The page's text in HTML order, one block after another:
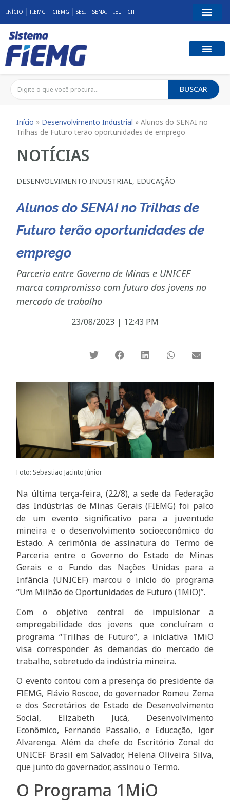
INÍCIO FIEMG CIEMG SESI SENAI IEL CIT
BUSCAR
Início » Desenvolvimento Industrial »Alunos do SENAI no
Trilhas de Futuro terão oportunidades de emprego
NOTÍCIAS
DESENVOLVIMENTO INDUSTRIAL, EDUCAÇÃO
Alunos do SENAI no Trilhas de
Futuro terão oportunidades de
emprego
Parceria entre Governo de Minas e UNICEF
marca compromisso com futuro dos jovens no
mercado de trabalho
23/08/2023 | 12:43 PM
Foto: Sebastião Jacinto Júnior
Na última terça-feira, (22/8), a sede da Federação
das Indústrias de Minas Gerais (FIEMG) foi palco
de um evento significativo para a juventude
mineira e o desenvolvimento socioeconômico do
Estado. A cerimônia de assinatura do Termo de
Parceria entre o Governo do Estado de Minas
Gerais e o Fundo das Nações Unidas para a
Infância (UNICEF) marcou o início do programa
“Um Milhão de Oportunidades de Futuro (1MiO)”.
Com o objetivo central de impulsionar a
empregabilidade dos jovens que concluíram o
programa “Trilhas de Futuro”, a iniciativa 1MiO
visa corresponder às demandas do mercado de
trabalho, sobretudo da indústria mineira.
O evento contou com a presença do presidente da
FIEMG, Flávio Roscoe, do governador Romeu Zema
e dos Secretários de Estado de Desenvolvimento
Social, Elizabeth Jucá, Desenvolvimento
Econômico, Fernando Passalio, e Educação, Igor
Alvarenga. Além da chefe do Escritório Zonal do
UNICEF Brasil em Salvador, Helena Oliveira Silva,
que junto do governador, assinou o Termo.
O Programa 1MiO